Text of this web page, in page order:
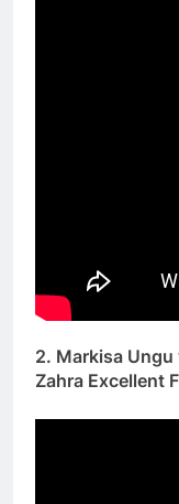
2. Markisa
Zahra Excellent